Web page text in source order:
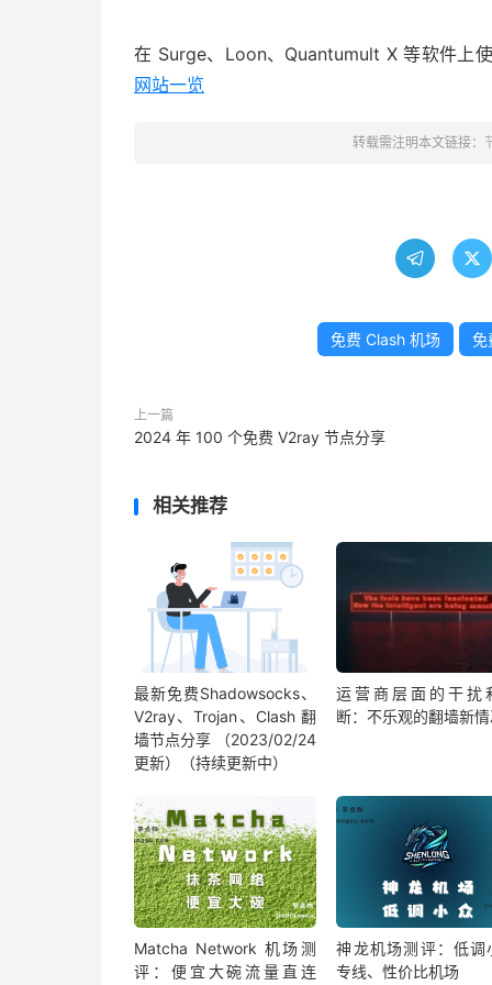
在 Surge、Loon、Quantumult X 等软件上
网站一览
转载需注明本文链接：
 
免费 Clash 机场 免
上一篇
2024 年 100 个免费 V2ray 节点分享
相关推荐
最新免费Shadowsocks、
V2ray、Trojan、Clash 翻
墙节点分享 （2023/02/24
更新）（持续更新中）
运营商层面的干扰
断：不乐观的翻墙新
Matcha Network 机场测
评：便宜大碗流量直连
神龙机场测评：低调
专线、性价比机场